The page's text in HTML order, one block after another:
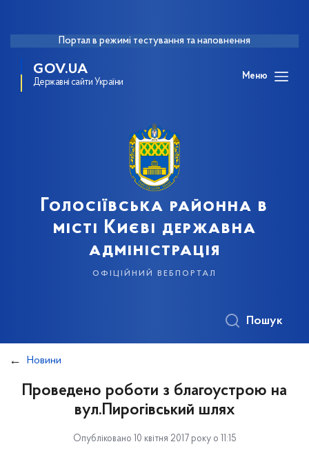
Портал в режимі тестування та наповнення
GOV.UA
Державні сайти України
Меню
Голосіївська районна в
місті Києві державна
адміністрація
офіційний вебпортал
Пошук
Новини
Проведено роботи з благоустрою на
вул.Пирогівський шлях
Опубліковано 10 квітня 2017 року о 11:15